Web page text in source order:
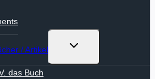
/ Artikel
Untermenü
das Buch